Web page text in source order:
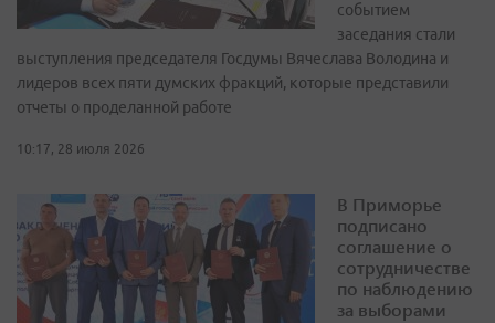
событием
заседания стали
выступления председателя Госдумы Вячеслава Володина и
лидеров всех пяти думских фракций, которые представили
отчеты о проделанной работе
10:17, 28 июля 2026
В Приморье
подписано
соглашение о
сотрудничестве
по наблюдению
за выборами